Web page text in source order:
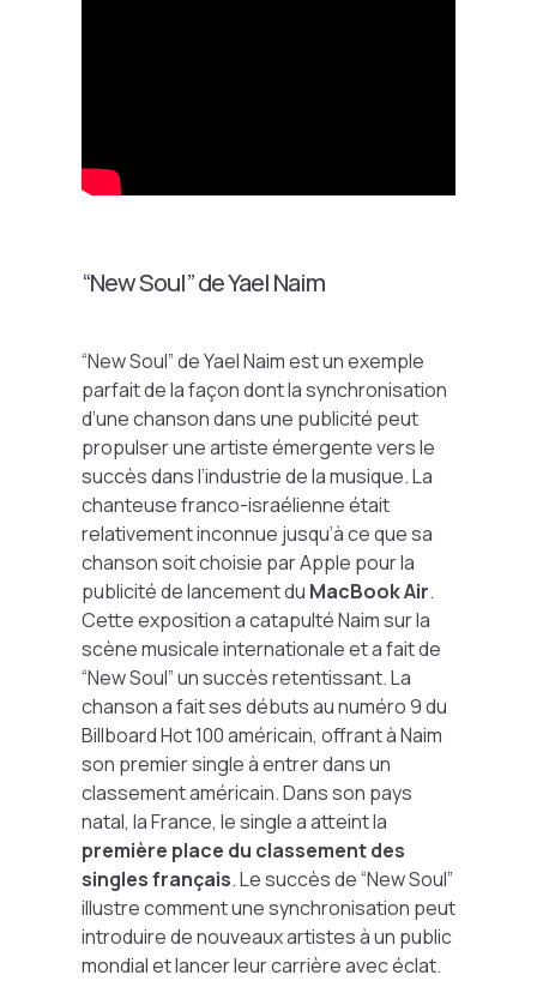
“New Soul” de Yael Naim
“New Soul” de Yael Naim est un exemple
parfait de la façon dont la synchronisation
d’une chanson dans une publicité peut
propulser une artiste émergente vers le
succès dans l’industrie de la musique. La
chanteuse franco-israélienne était
relativement inconnue jusqu’à ce que sa
chanson soit choisie par Apple pour la
publicité de lancement du MacBook Air.
Cette exposition a catapulté Naim sur la
scène musicale internationale et a fait de
“New Soul” un succès retentissant. La
chanson a fait ses débuts au numéro 9 du
Billboard Hot 100 américain, offrant à Naim
son premier single à entrer dans un
classement américain. Dans son pays
natal, la France, le single a atteint la
première place du classement des
singles français. Le succès de “New Soul”
illustre comment une synchronisation peut
introduire de nouveaux artistes à un public
mondial et lancer leur carrière avec éclat.